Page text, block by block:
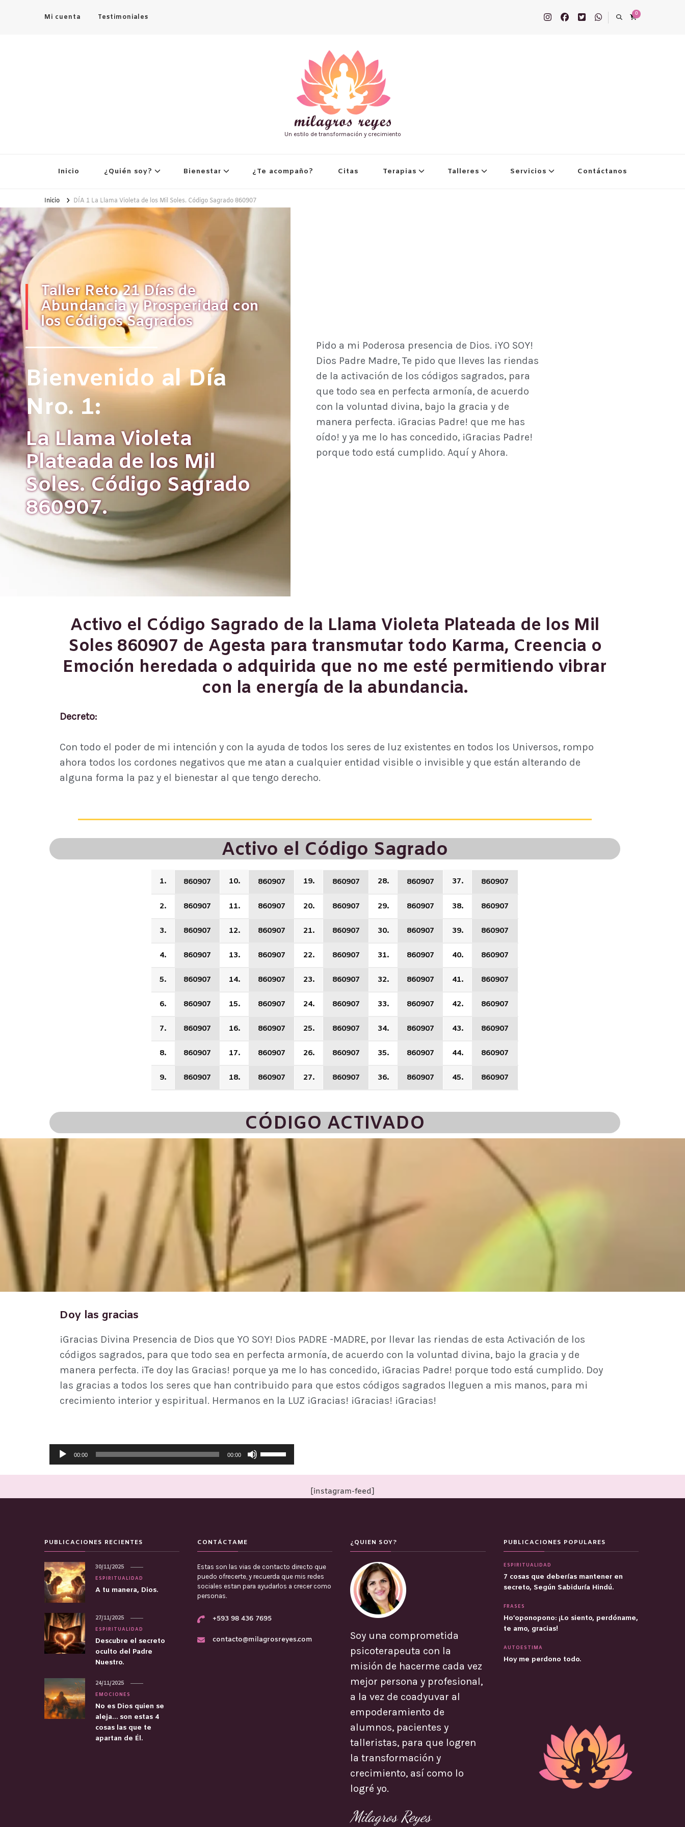
Mi cuenta Testimoniales 0
Un estilo de transformación y crecimiento
Inicio ¿Quién soy? Bienestar ¿Te acompaño? Citas Terapias Talleres Servicios Contáctanos
Inicio DÍA 1 La Llama Violeta de los Mil Soles. Código Sagrado 860907
Taller Reto 21 Días de
Abundancia y Prosperidad con
los Códigos Sagrados
Bienvenido al Día
Nro. 1:
La Llama Violeta
Plateada de los Mil
Soles. Código Sagrado
860907.
Pido a mi Poderosa presencia de Dios. ¡YO SOY!
Dios Padre Madre, Te pido que lleves las riendas
de la activación de los códigos sagrados, para
que todo sea en perfecta armonía, de acuerdo
con la voluntad divina, bajo la gracia y de
manera perfecta. ¡Gracias Padre! que me has
oído! y ya me lo has concedido, ¡Gracias Padre!
porque todo está cumplido. Aquí y Ahora.
Activo el Código Sagrado de la Llama Violeta Plateada de los Mil
Soles 860907 de Agesta para transmutar todo Karma, Creencia o
Emoción heredada o adquirida que no me esté permitiendo vibrar
con la energía de la abundancia.
Decreto:
Con todo el poder de mi intención y con la ayuda de todos los seres de luz existentes en todos los Universos, rompo
ahora todos los cordones negativos que me atan a cualquier entidad visible o invisible y que están alterando de
alguna forma la paz y el bienestar al que tengo derecho.
Activo el Código Sagrado
1. 860907 10. 860907 19. 860907 28. 860907 37. 860907
2. 860907 11. 860907 20. 860907 29. 860907 38. 860907
3. 860907 12. 860907 21. 860907 30. 860907 39. 860907
4. 860907 13. 860907 22. 860907 31. 860907 40. 860907
5. 860907 14. 860907 23. 860907 32. 860907 41. 860907
6. 860907 15. 860907 24. 860907 33. 860907 42. 860907
7. 860907 16. 860907 25. 860907 34. 860907 43. 860907
8. 860907 17. 860907 26. 860907 35. 860907 44. 860907
9. 860907 18. 860907 27. 860907 36. 860907 45. 860907
CÓDIGO ACTIVADO
Doy las gracias
¡Gracias Divina Presencia de Dios que YO SOY! Dios PADRE -MADRE, por llevar las riendas de esta Activación de los
códigos sagrados, para que todo sea en perfecta armonía, de acuerdo con la voluntad divina, bajo la gracia y de
manera perfecta. ¡Te doy las Gracias! porque ya me lo has concedido, ¡Gracias Padre! porque todo está cumplido. Doy
las gracias a todos los seres que han contribuido para que estos códigos sagrados lleguen a mis manos, para mi
crecimiento interior y espiritual. Hermanos en la LUZ ¡Gracias! ¡Gracias! ¡Gracias!
Reproductor
de
audio
00:00 00:00
las
teclas
disminuir
[instagram-feed]
PUBLICACIONES RECIENTES
ESPIRITUALIDAD
A tu manera, Dios.
30/11/2025
ESPIRITUALIDAD
Descubre el secreto
oculto del Padre
Nuestro.
27/11/2025
EMOCIONES
No es Dios quien se
aleja… son estas 4
cosas las que te
apartan de Él.
24/11/2025
CONTÁCTAME
Estas son las vias de contacto directo que
puedo ofrecerte, y recuerda que mis redes
sociales estan para ayudarlos a crecer como
personas.
+593 98 436 7695
contacto@milagrosreyes.com
¿QUIEN SOY?
Soy una comprometida
psicoterapeuta con la
misión de hacerme cada vez
mejor persona y profesional,
a la vez de coadyuvar al
empoderamiento de
alumnos, pacientes y
talleristas, para que logren
la transformación y
crecimiento, así como lo
logré yo.
Milagros Reyes
PUBLICACIONES POPULARES
ESPIRITUALIDAD
7 cosas que deberías mantener en
secreto, Según Sabiduría Hindú.
FRASES
Ho’oponopono: ¡Lo siento, perdóname,
te amo, gracias!
AUTOESTIMA
Hoy me perdono todo.